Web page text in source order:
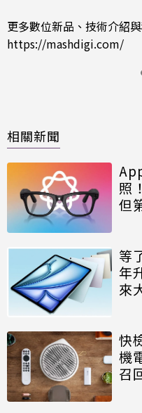
更多數位新品、技術介紹
https://mashdigi.com/
相關新聞
照
但
等
年
來
快
機
召